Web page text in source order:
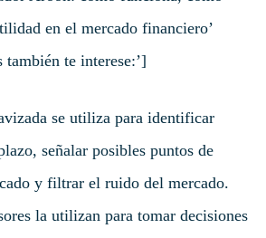
en el mercado financiero’
también te interese:’]
se utiliza para identificar
señalar posibles puntos de
y filtrar el ruido del mercado.
la utilizan para tomar decisiones